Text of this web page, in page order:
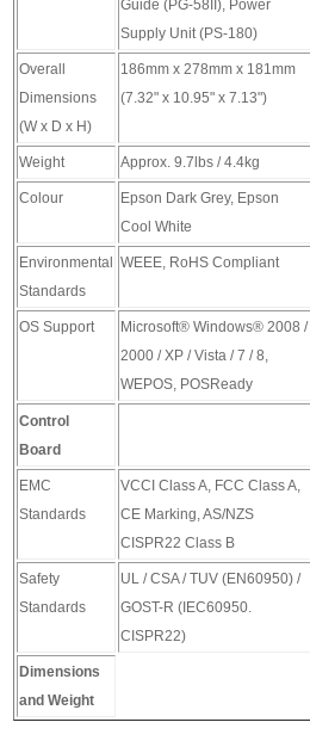
Guide (PG-58II), Power
Supply Unit (PS-180)
Overall
Dimensions
(W x D x H)
186mm x 278mm x 181mm
(7.32" x 10.95" x 7.13")
Weight Approx. 9.7lbs / 4.4kg
Colour
Epson Dark Grey, Epson
Cool White
Environmental
Standards
WEEE, RoHS Compliant
OS Support
Microsoft® Windows® 2008 /
2000 / XP / Vista / 7 / 8,
WEPOS, POSReady
Control
Board
EMC
Standards
VCCI Class A, FCC Class A,
CE Marking, AS/NZS
CISPR22 Class B
Safety
Standards
UL / CSA / TUV (EN60950) /
GOST-R (IEC60950.
CISPR22)
Dimensions
and Weight